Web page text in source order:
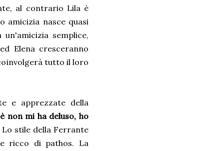
al contrario Lila è
amicizia nasce quasi
semplice,
Elena cresceranno
tutto il loro
e apprezzate della
non mi ha deluso, ho
Lo stile della Ferrante
ricco di pathos. La